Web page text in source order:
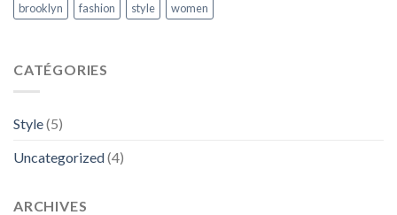
brooklyn fashion style women
CATÉGORIES
Style(5)
Uncategorized(4)
ARCHIVES